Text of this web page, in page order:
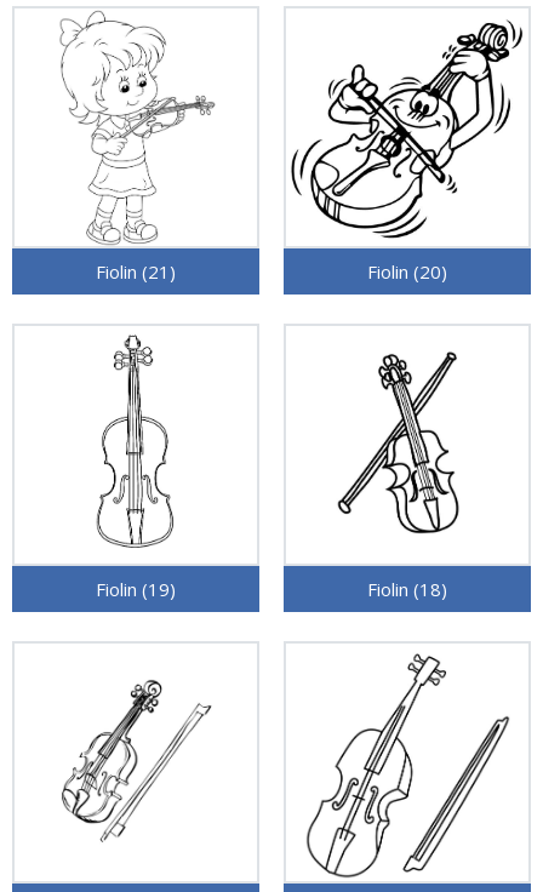
Fiolin (21) Fiolin (20)
Fiolin (19) Fiolin (18)